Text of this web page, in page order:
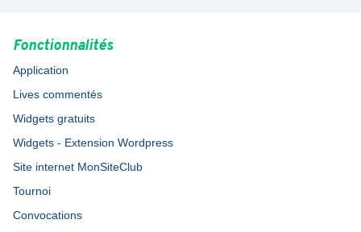
Fonctionnalités
Application
Lives commentés
Widgets gratuits
Widgets - Extension Wordpress
Site internet MonSiteClub
Tournoi
Convocations